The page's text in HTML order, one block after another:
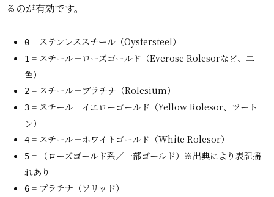
るのが有効です。
0 = ステンレススチール（Oystersteel）
1 = スチール＋ローズゴールド（Everose Rolesorなど、二
色）
2 = スチール＋プラチナ（Rolesium）
3 = スチール＋イエローゴールド（Yellow Rolesor、ツート
ン）
4 = スチール＋ホワイトゴールド（White Rolesor）
5 = （ローズゴールド系／一部ゴールド）※出典により表記揺
れあり
6 = プラチナ（ソリッド）